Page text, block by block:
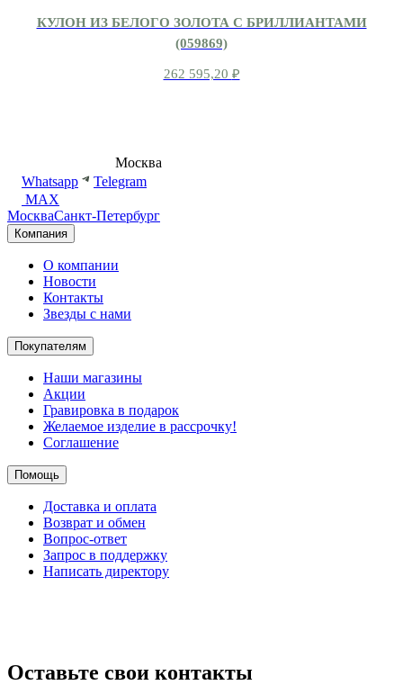
КУЛОН ИЗ БЕЛОГО ЗОЛОТА С БРИЛЛИАНТАМИ
(059869)
262 595,20 ₽
Москва
Whatsapp
Telegram
MAX
МоскваСанкт-Петербург
Компания
О компании
Новости
Контакты
Звезды с нами
Покупателям
Наши магазины
Акции
Гравировка в подарок
Желаемое изделие в рассрочку!
Соглашение
Помощь
Доставка и оплата
Возврат и обмен
Вопрос-ответ
Запрос в поддержку
Написать директору
Оставьте свои контакты